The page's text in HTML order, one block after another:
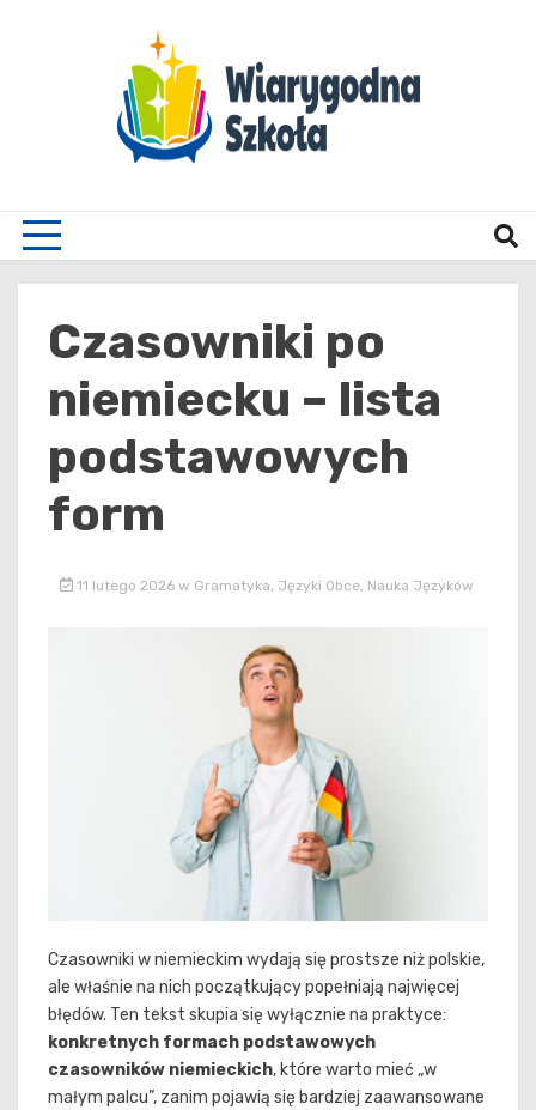
Czasowniki po
niemiecku – lista
podstawowych
form
11 lutego 2026 w Gramatyka Języki Obce, Nauka Języków
Czasowniki w niemieckim wydają się prostsze niż polskie,
ale właśnie na nich początkujący popełniają najwięcej
błędów. Ten tekst skupia się wyłącznie na praktyce:
konkretnych formach podstawowych
czasowników niemieckich, które warto mieć „w
małym palcu”, zanim pojawią się bardziej zaawansowane